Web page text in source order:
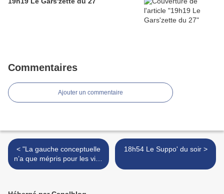
Commentaires
Ajouter un commentaire
< "La gauche conceptuelle
n’a que mépris pour les vies
difficiles"
18h54 Le Suppo' du soir >